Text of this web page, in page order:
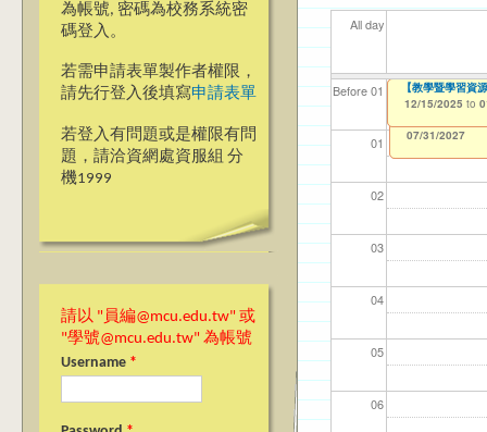
為帳號, 密碼為校務系統密
碼登入。
若需申請表單製作者權限，
請先行登入後填寫申請表單
若登入有問題或是權限有問
題，請洽資網處資服組 分
機1999
請以 "員編@mcu.edu.tw" 或
"學號@mcu.edu.tw" 為帳號
Username *
All day
Before 01
01
02
03
04
05
06
【資網處】
整合系統～表單
12/31/2027
【財務處】工讀
11/12/2021 to
【財務處】漏打
錄
07/31/2027
114
04/
114
02/
114
03/
【學
07/
114
09/
114(下)職場實
12/15/2025 to
【教學暨學習資
12/15/2025 to